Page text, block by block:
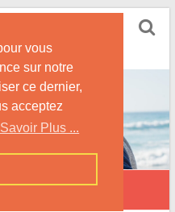
vous
sur notre
ce dernier,
acceptez
Plus ...
d'une Senior